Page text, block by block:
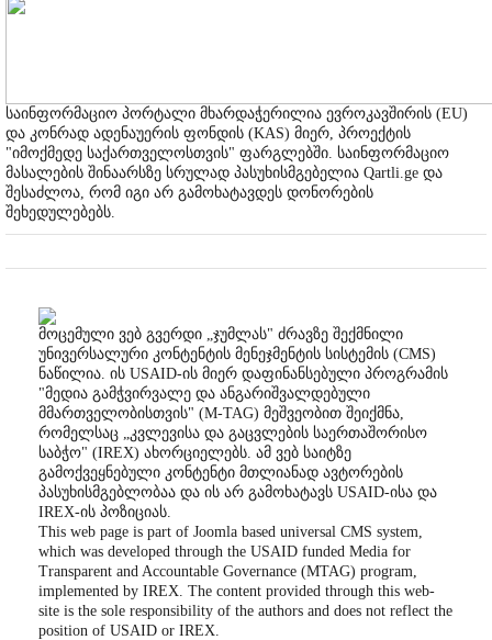
საინფორმაციო პორტალი მხარდაჭერილია ევროკავშირის (EU)
და კონრად ადენაუერის ფონდის (KAS) მიერ, პროექტის
"იმოქმედე საქართველოსთვის" ფარგლებში. საინფორმაციო
მასალების შინაარსზე სრულად პასუხისმგებელია Qartli.ge და
შესაძლოა, რომ იგი არ გამოხატავდეს დონორების
შეხედულებებს.
მოცემული ვებ გვერდი „ჯუმლას" ძრავზე შექმნილი
უნივერსალური კონტენტის მენეჯმენტის სისტემის (CMS)
ნაწილია. ის USAID-ის მიერ დაფინანსებული პროგრამის
"მედია გამჭვირვალე და ანგარიშვალდებული
მმართველობისთვის" (M-TAG) მეშვეობით შეიქმნა,
რომელსაც „კვლევისა და გაცვლების საერთაშორისო
საბჭო" (IREX) ახორციელებს. ამ ვებ საიტზე
გამოქვეყნებული კონტენტი მთლიანად ავტორების
პასუხისმგებლობაა და ის არ გამოხატავს USAID-ისა და
IREX-ის პოზიციას.
This web page is part of Joomla based universal CMS system,
which was developed through the USAID funded Media for
Transparent and Accountable Governance (MTAG) program,
implemented by IREX. The content provided through this web-
site is the sole responsibility of the authors and does not reflect the
position of USAID or IREX.